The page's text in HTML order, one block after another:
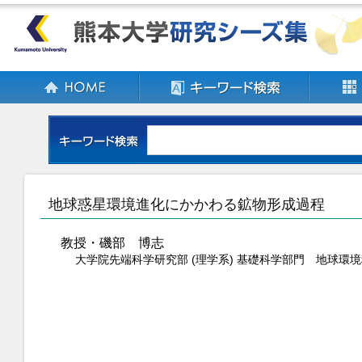
地球惑星環境進化にかかわる鉱物形成過程
教授・磯部 博志
大学院先端科学研究部 (理学系) 基礎科学部門 地球環